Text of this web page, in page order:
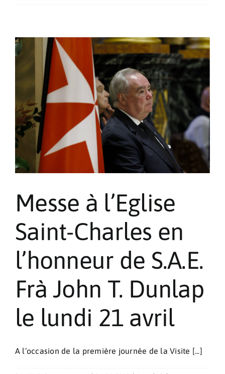
Grand
Maître
Chevaliers
l’Association
Messe à l’Eglise
Saint-Charles en
l’honneur de S.A.E.
Frà John T. Dunlap
le lundi 21 avril
A l’occasion de la première journée de la Visite [...]